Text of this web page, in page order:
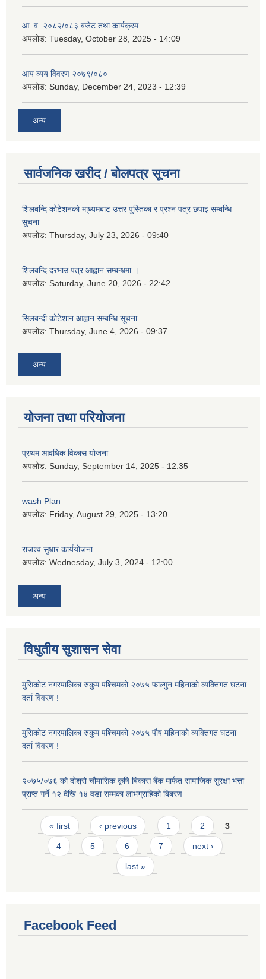
आ. व. २०८२/०८३ बजेट तथा कार्यक्रम
अपलोड: Tuesday, October 28, 2025 - 14:09
आय व्यय विवरण २०७९/०८०
अपलोड: Sunday, December 24, 2023 - 12:39
अन्य
सार्वजनिक खरीद / बोलपत्र सूचना
शिलबन्दि कोटेशनको मा्ध्यमबाट उत्तर पुस्तिका र प्रश्न पत्र छपाइ सम्बन्धि
सुचना
अपलोड: Thursday, July 23, 2026 - 09:40
शिलबन्दि दरभाउ पत्र आह्वान सम्बन्धमा ।
अपलोड: Saturday, June 20, 2026 - 22:42
सिलबन्दी कोटेशान आह्वान सम्बन्धि सूचना
अपलोड: Thursday, June 4, 2026 - 09:37
अन्य
योजना तथा परियोजना
प्रथम आवधिक विकास योजना
अपलोड: Sunday, September 14, 2025 - 12:35
wash Plan
अपलोड: Friday, August 29, 2025 - 13:20
राजश्व सुधार कार्ययोजना
अपलोड: Wednesday, July 3, 2024 - 12:00
अन्य
विधुतीय सुशासन सेवा
मुसिकोट नगरपालिका रुकुम पश्चिमको २०७५ फाल्गुन महिनाको व्यक्तिगत घटना
दर्ता विवरण !
मुसिकोट नगरपालिका रुकुम पश्चिमको २०७५ पौष महिनाको व्यक्तिगत घटना
दर्ता विवरण !
२०७५/०७६ को दोश्रो चौमासिक कृषि बिकास बैंक मार्फत सामाजिक सुरक्षा भत्ता
प्राप्त गर्ने १२ देखि १४ वडा सम्मका लाभग्राहिको बिबरण
Pages
« first ‹ previous 1 2 3
4 5 6 7 next ›
last »
Facebook Feed